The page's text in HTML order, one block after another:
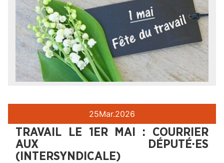
25Mar.2026
TRAVAIL LE 1ER MAI : COURRIER
AUX DÉPUTÉ·ES
(INTERSYNDICALE)